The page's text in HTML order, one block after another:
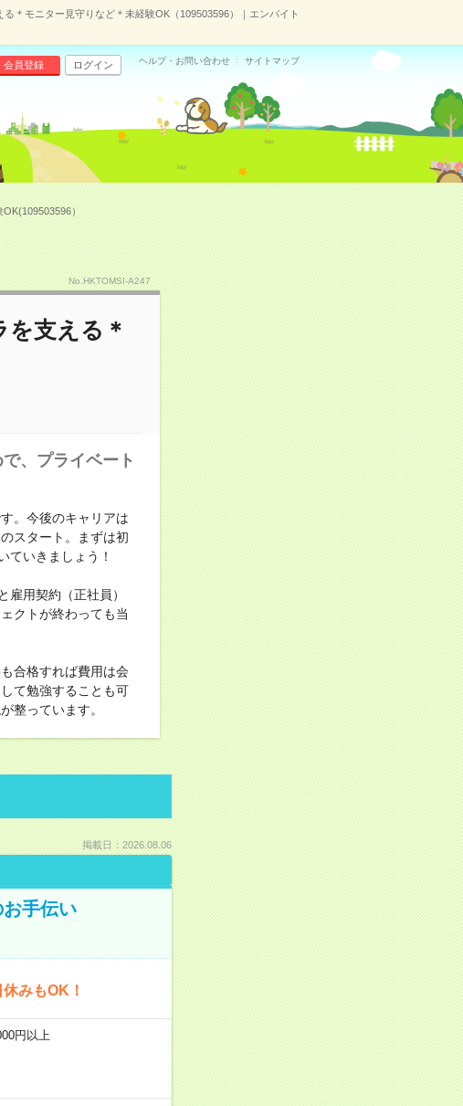
＊モニター見守りなど＊未経験OK（109503596）｜エンバイト
会員登録 ログイン ヘルプ・お問い合わせ サイトマップ
）
No.HKTOMSI-A247
を支える＊
、プライベート
。今後のキャリアは
スタート。まずは初
ていきましょう！
雇用契約（正社員）
クトが終わっても当
合格すれば費用は会
て勉強することも可
整っています。
掲載日：2026.08.06
手伝い
みもOK！
円以上